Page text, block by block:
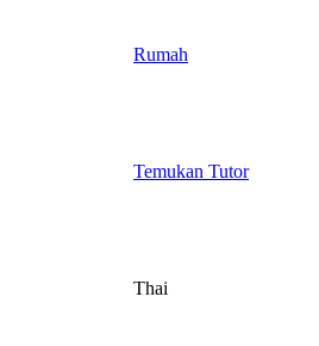
Rumah
Temukan Tutor
Thai